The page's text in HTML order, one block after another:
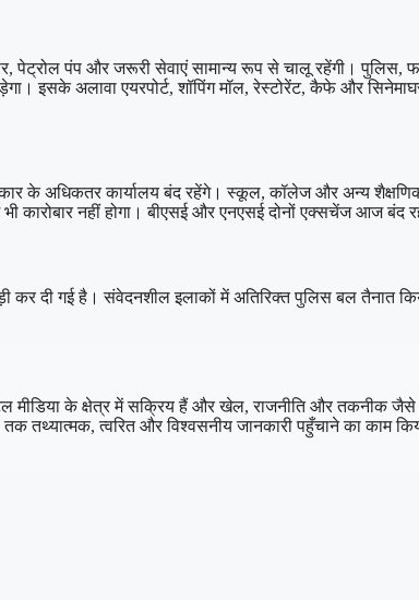
पेट्रोल पंप और जरूरी सेवाएं सामान्य रूप से चालू रहेंगी। पुलिस,
इसके अलावा एयरपोर्ट, शॉपिंग मॉल, रेस्टोरेंट, कैफे और
के अधिकतर कार्यालय बंद रहेंगे। स्कूल, कॉलेज और अन्य शैक्षणिक
कारोबार नहीं होगा। बीएसई और एनएसई दोनों एक्सचेंज आज
कर दी गई है। संवेदनशील इलाकों में अतिरिक्त पुलिस बल तैनात
मीडिया के क्षेत्र में सक्रिय हैं और खेल, राजनीति और तकनीक
तथ्यात्मक, त्वरित और विश्वसनीय जानकारी पहुँचाने का काम